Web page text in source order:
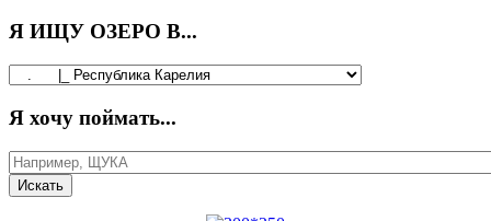
Я ИЩУ ОЗЕРО В...
Я хочу поймать...